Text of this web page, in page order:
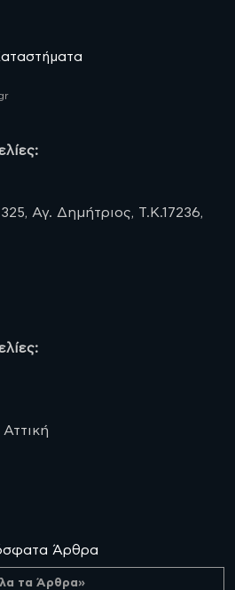
Αγ. Δημήτριος, Τ.Κ.17236,
Άρθρα
τα Άρθρα»